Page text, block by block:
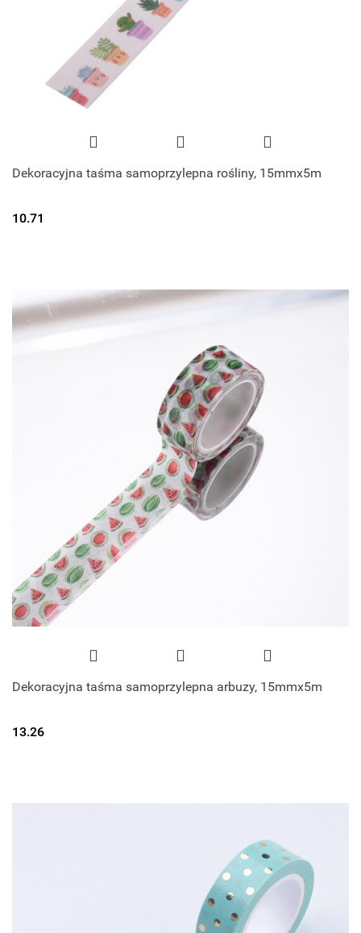
Dekoracyjna taśma samoprzylepna rośliny, 15mmx5m
10.71
Dekoracyjna taśma samoprzylepna arbuzy, 15mmx5m
13.26